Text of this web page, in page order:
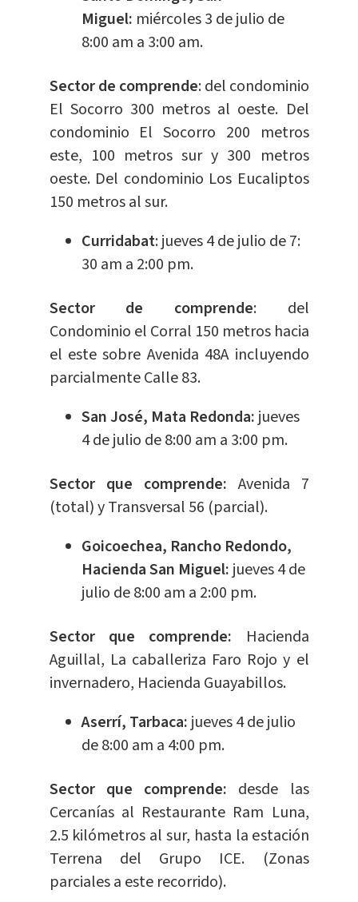
Miguel: miércoles 3 de julio de
8:00 am a 3:00 am.
Sector de comprende: del condominio
El Socorro 300 metros al oeste. Del
condominio El Socorro 200 metros
este, 100 metros sur y 300 metros
oeste. Del condominio Los Eucaliptos
150 metros al sur.
Curridabat: jueves 4 de julio de 7:
30 am a 2:00 pm.
Sector de comprende: del
Condominio el Corral 150 metros hacia
el este sobre Avenida 48A incluyendo
parcialmente Calle 83.
San José, Mata Redonda: jueves
4 de julio de 8:00 am a 3:00 pm.
Sector que comprende:Avenida 7
(total) y Transversal 56 (parcial).
Goicoechea, Rancho Redondo,
Hacienda San Miguel: jueves 4 de
julio de 8:00 am a 2:00 pm.
Sector que comprende: Hacienda
Aguillal, La caballeriza Faro Rojo y el
invernadero, Hacienda Guayabillos.
Aserrí, Tarbaca: jueves 4 de julio
de 8:00 am a 4:00 pm.
Sector que comprende: desde las
Cercanías al Restaurante Ram Luna,
2.5 kilómetros al sur, hasta la estación
Terrena del Grupo ICE. (Zonas
parciales a este recorrido).